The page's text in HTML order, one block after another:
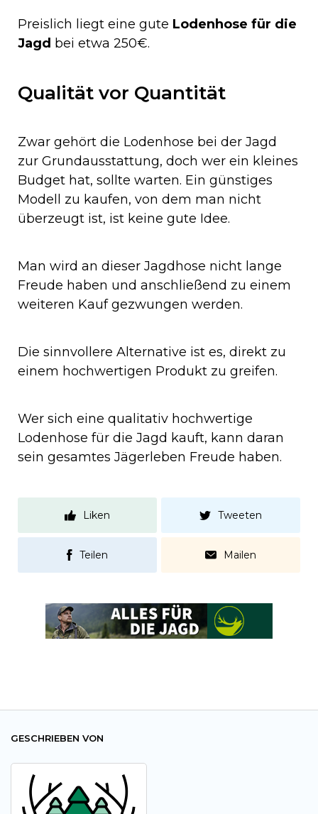
Preislich liegt eine gute Lodenhose für die
Jagd bei etwa 250€.
Qualität vor Quantität
Zwar gehört die Lodenhose bei der Jagd
zur Grundausstattung, doch wer ein kleines
Budget hat, sollte warten. Ein günstiges
Modell zu kaufen, von dem man nicht
überzeugt ist, ist keine gute Idee.
Man wird an dieser Jagdhose nicht lange
Freude haben und anschließend zu einem
weiteren Kauf gezwungen werden.
Die sinnvollere Alternative ist es, direkt zu
einem hochwertigen Produkt zu greifen.
Wer sich eine qualitativ hochwertige
Lodenhose für die Jagd kauft, kann daran
sein gesamtes Jägerleben Freude haben.
Liken Tweeten
Teilen Mailen
GESCHRIEBEN VON